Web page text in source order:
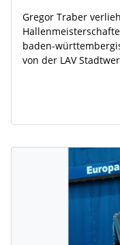
Gregor Traber
baden-
von der LAV